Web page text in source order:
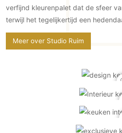
Ramen en deuren
Binnendeuren
Aluminium deuren
Stucwerk
Schilderwerk buiten
Horeca
Kantoor
verfijnd kleurenpalet dat de sfeer
terwijl het tegelijkertijd een
Meer over Studio Ruim